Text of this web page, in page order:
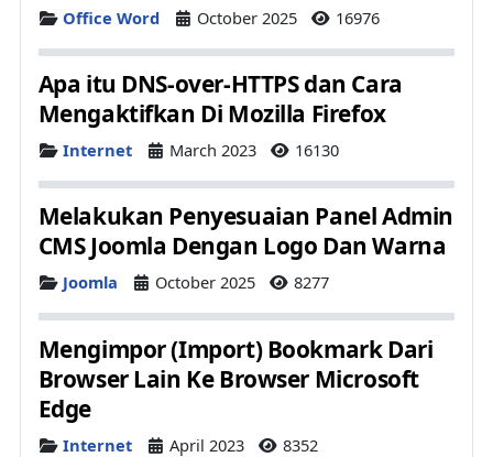
Details
Office Word October 2025 16976
Apa itu DNS-over-HTTPS dan Cara
Mengaktifkan Di Mozilla Firefox
Details
Internet March 2023 16130
Melakukan Penyesuaian Panel Admin
CMS Joomla Dengan Logo Dan Warna
DetailsJoomla October 2025 8277
Mengimpor (Import) Bookmark Dari
Browser Lain Ke Browser Microsoft
Edge
Details
Internet April 2023 8352